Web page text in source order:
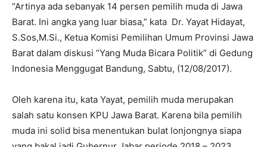
“Artinya ada sebanyak 14 persen pemilih muda di Jawa
Barat. Ini angka yang luar biasa,” kata Dr. Yayat Hidayat,
S.Sos,M.Si., Ketua Komisi Pemilihan Umum Provinsi Jawa
Barat dalam diskusi “Yang Muda Bicara Politik” di Gedung
Indonesia Menggugat Bandung, Sabtu, (12/08/2017).
Oleh karena itu, kata Yayat, pemilih muda merupakan
salah satu konsen KPU Jawa Barat. Karena bila pemilih
muda ini solid bisa menentukan bulat lonjongnya siapa